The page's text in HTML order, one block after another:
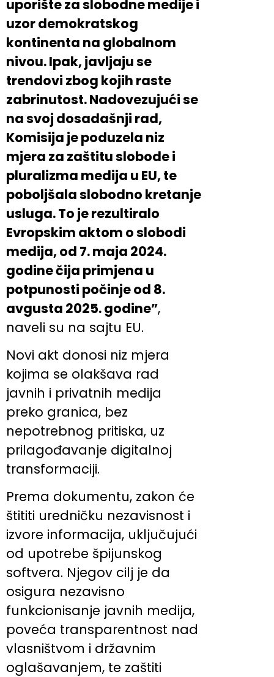
uporište za slobodne medije i
uzor demokratskog
kontinenta na globalnom
nivou. Ipak, javljaju se
trendovi zbog kojih raste
zabrinutost. Nadovezujući se
na svoj dosadašnji rad,
Komisija je poduzela niz
mjera za zaštitu slobode i
pluralizma medija u EU, te
poboljšala slobodno kretanje
usluga. To je rezultiralo
Evropskim aktom o slobodi
medija, od 7. maja 2024.
godine čija primjena u
potpunosti počinje od 8.
avgusta 2025. godine”,
naveli su na sajtu EU.
Novi akt donosi niz mjera
kojima se olakšava rad
javnih i privatnih medija
preko granica, bez
nepotrebnog pritiska, uz
prilagođavanje digitalnoj
transformaciji.
Prema dokumentu, zakon će
štititi uredničku nezavisnost i
izvore informacija, uključujući
od upotrebe špijunskog
softvera. Njegov cilj je da
osigura nezavisno
funkcionisanje javnih medija,
poveća transparentnost nad
vlasništvom i državnim
oglašavanjem, te zaštiti